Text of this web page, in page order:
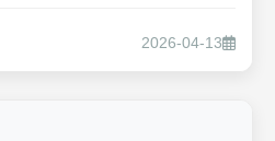
2026-04-13